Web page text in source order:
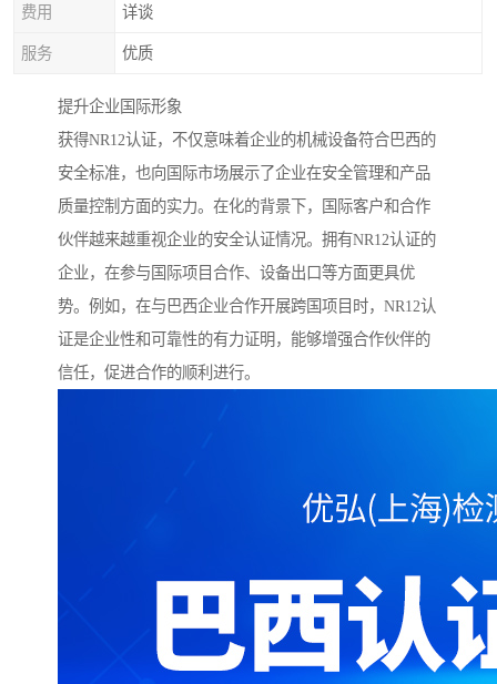
费用 详谈
服务 优质
提升企业国际形象
获得NR12认证，不仅意味着企业的机械设备符合巴西的
安全标准，也向国际市场展示了企业在安全管理和产品
质量控制方面的实力。在化的背景下，国际客户和合作
伙伴越来越重视企业的安全认证情况。拥有NR12认证的
企业，在参与国际项目合作、设备出口等方面更具优
势。例如，在与巴西企业合作开展跨国项目时，NR12认
证是企业性和可靠性的有力证明，能够增强合作伙伴的
信任，促进合作的顺利进行。